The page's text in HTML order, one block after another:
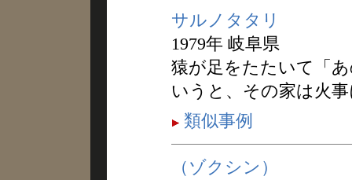
サルノタタリ
1979年 岐阜県
猿が足をたたいて「
いうと、その家は火
類似事例
（ゾクシン）